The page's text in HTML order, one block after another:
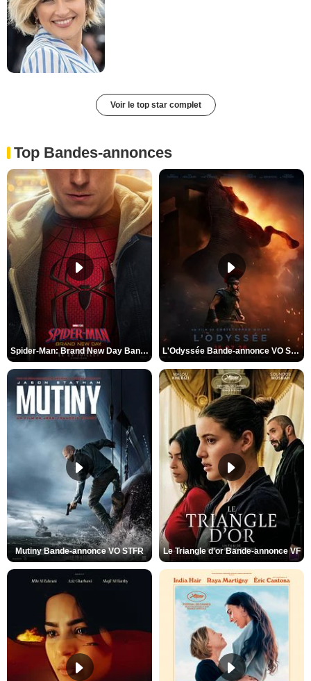
Voir le top star complet
Top Bandes-annonces
Spider-Man: Brand New Day Bande-annonce VO STFR L'Odyssée Bande-annonce VO STFR
Mutiny Bande-annonce VO STFR Le Triangle d'or Bande-annonce VF